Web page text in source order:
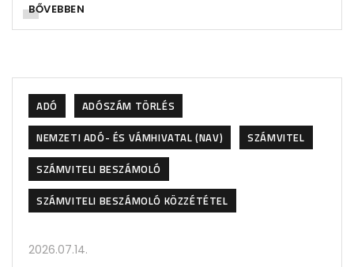
BŐVEBBEN
ADÓ
ADÓSZÁM TÖRLÉS
NEMZETI ADÓ- ÉS VÁMHIVATAL (NAV)
SZÁMVITEL
SZÁMVITELI BESZÁMOLÓ
SZÁMVITELI BESZÁMOLÓ KÖZZÉTÉTEL
2026.07.14.